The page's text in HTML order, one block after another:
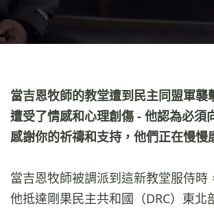
當吉恩牧師的教堂遭到民主同盟軍襲
遭受了情感和心理創傷 - 他認為必須
感謝你的祈禱和支持，他們正在慢慢
當吉恩牧師被調派到這新教堂服侍時
他抵達剛果民主共和國（DRC）東北